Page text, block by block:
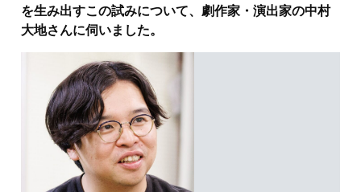
を生み出すこの試みについて、劇作家・演出家の中村
大地さんに伺いました。